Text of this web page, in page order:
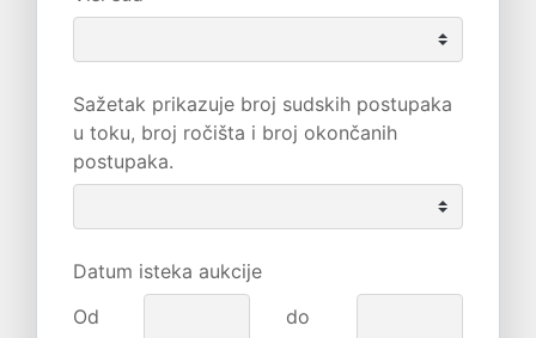
Sažetak prikazuje broj sudskih postupaka
u toku, broj ročišta i broj okončanih
postupaka.
Datum isteka aukcije
Od
do